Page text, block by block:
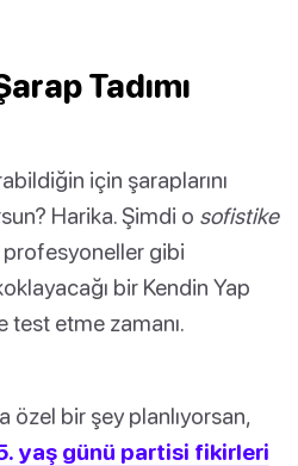
Tadımı
için şaraplarını
Harika. Şimdi o sofistike
profesyoneller gibi
bir Kendin Yap
test etme zamanı.
özel bir şey planlıyorsan,
yaş günü partisi fikirleri